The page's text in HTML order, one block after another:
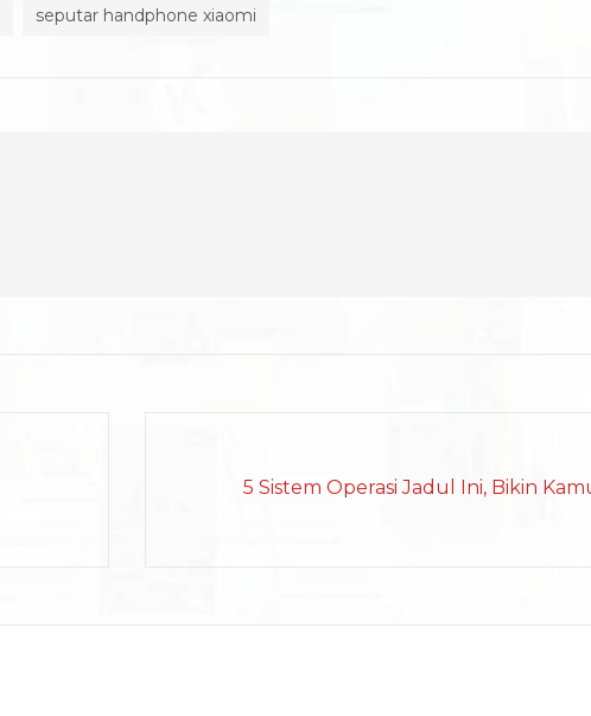
seputar handphone xiaomi
5 Sistem Operasi Jadul Ini, Bikin